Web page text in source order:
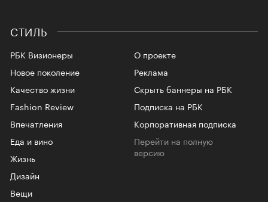
СТИЛЬ
РБК Визионеры
Новое поколение
Качество жизни
Fashion Review
Впечатления
Еда и вино
Жизнь
Дизайн
Вещи
О проекте
Реклама
Скрыть баннеры на РБК
Подписка на РБК
Корпоративная подписка
Перейти на полную
версию